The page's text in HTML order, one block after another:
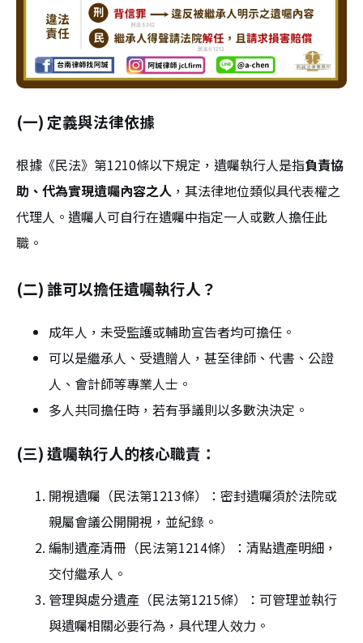
(一) 定義與法律依據
根據《民法》第1210條以下規定，遺囑執行人是指負責協
助、代為實現遺囑內容之人 ，其法律地位類似具代表權之
代理人。遺囑人可自行在遺囑中指定一人或數人擔任此
職。
(二) 誰可以擔任遺囑執行人？
成年人，未受監護或輔助宣告者均可擔任。
可以是繼承人、受遺贈人，甚至律師、代書、公證
人、會計師等專業人士。
多人共同擔任時，若有爭議則以多數決決定。
(三) 遺囑執行人的核心職責：
開視遺囑（民法第1213條）：密封遺囑須於法院或
親屬會議公開開視，並紀錄。
編制遺產清冊（民法第1214條）：清點遺產明細，
交付繼承人。
管理與處分遺產（民法第1215條）：可管理並執行
與遺囑相關必要行為，具代理人效力。